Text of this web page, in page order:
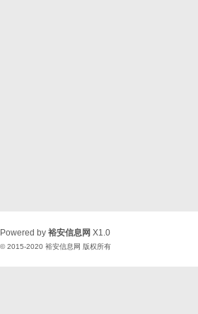
Powered by 裕安信息网 X1.0
© 2015-2020 裕安信息网 版权所有